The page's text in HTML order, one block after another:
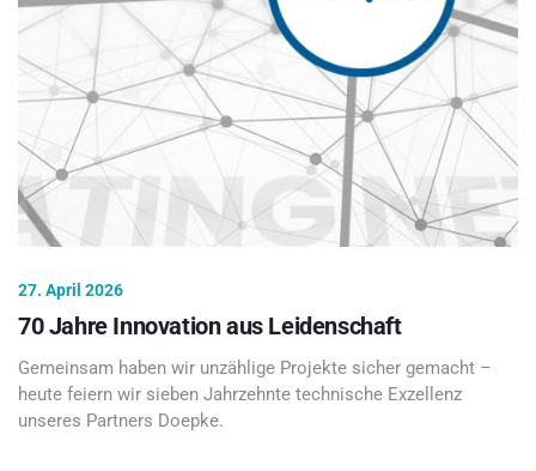
27. April 2026
70 Jahre Innovation aus Leidenschaft
Gemeinsam haben wir unzählige Projekte sicher gemacht –
heute feiern wir sieben Jahrzehnte technische Exzellenz
unseres Partners Doepke.